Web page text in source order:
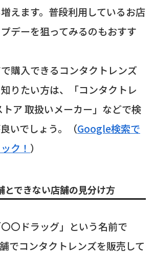
えます。普段利用しているお店
デーを狙ってみるのもおすす
購入できるコンタクトレンズ
りたい方は、「コンタクトレ
ア 取扱いメーカー」などで検
いでしょう。（Google検索で
ク！ ）
とできない店舗の見分け方
〇ドラッグ」という名前で
でコンタクトレンズを販売して